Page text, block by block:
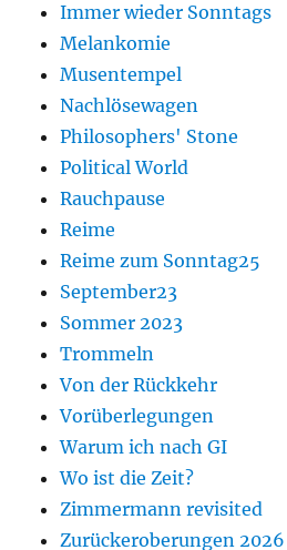
Immer wieder Sonntags
Melankomie
Musentempel
Nachlösewagen
Philosophers' Stone
Political World
Rauchpause
Reime
Reime zum Sonntag25
September23
Sommer 2023
Trommeln
Von der Rückkehr
Vorüberlegungen
Warum ich nach GI
Wo ist die Zeit?
Zimmermann revisited
Zurückeroberungen 2026